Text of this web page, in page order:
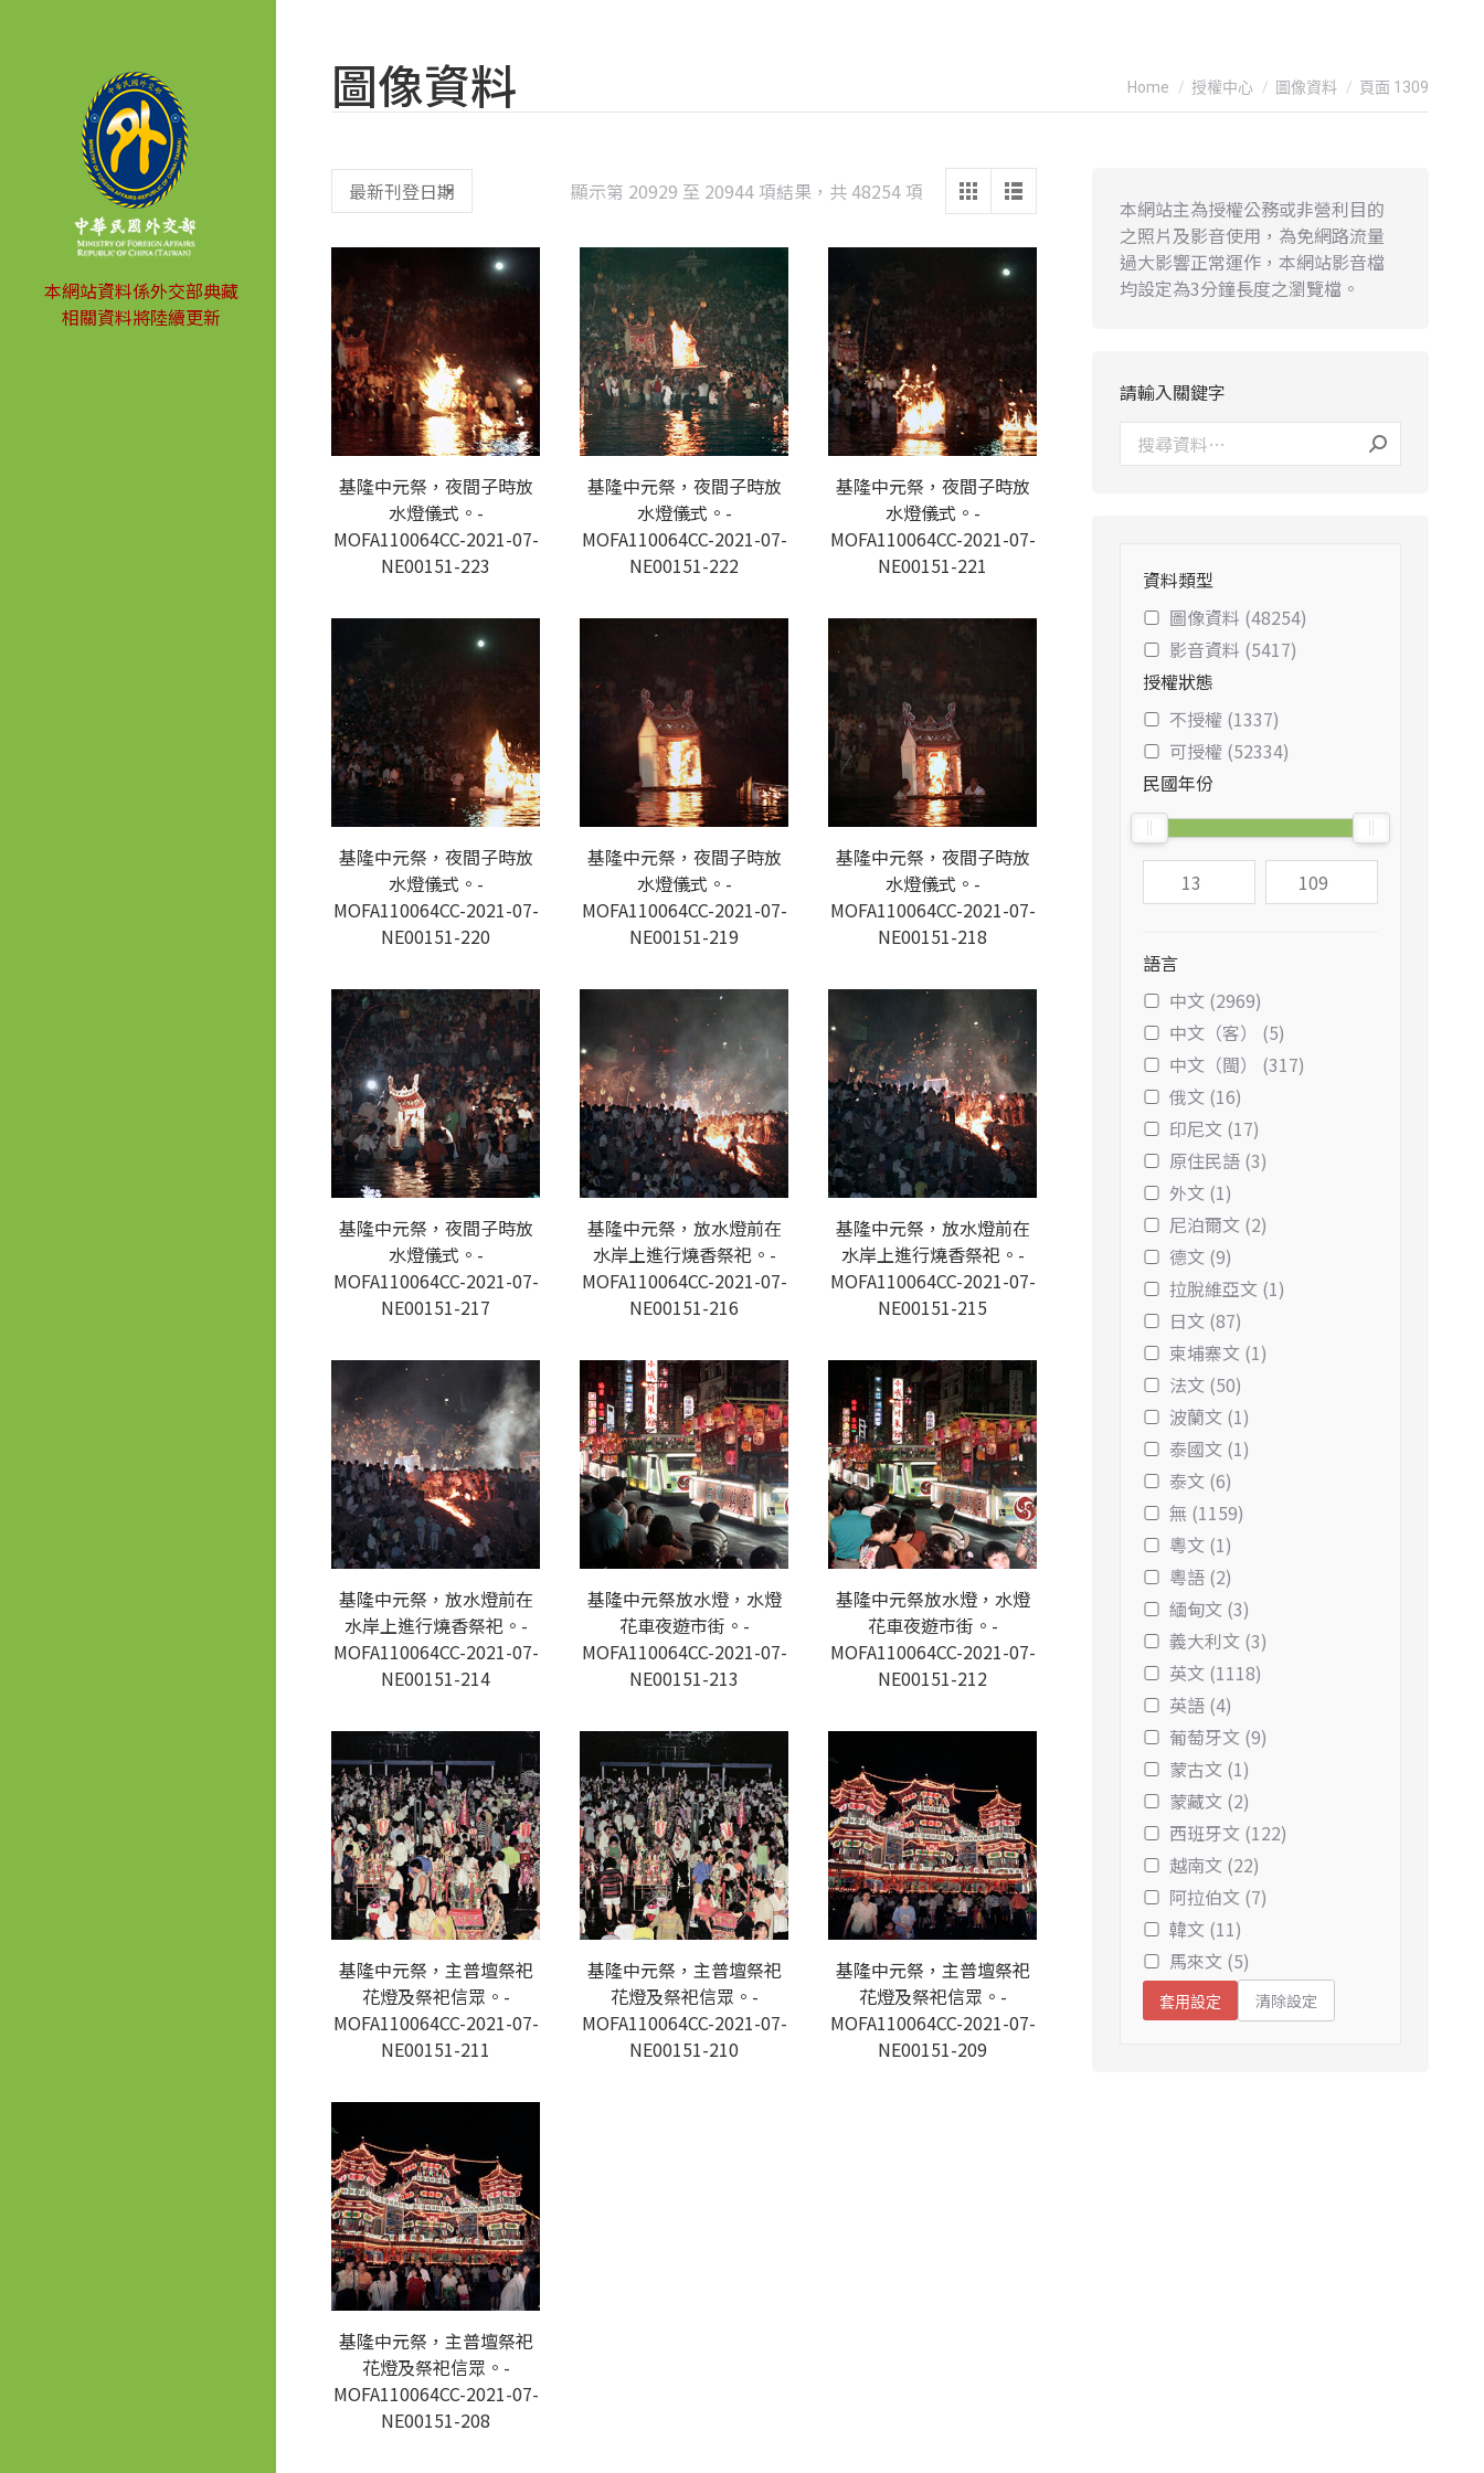
本網站資料係外交部典藏
相關資料將陸續更新
圖像資料 You are here:
Home 授權中心 圖像資料 頁面 1309
顯示第 20929 至 20944 項結果，共 48254 項 Sorted
latest
基隆中元祭，夜間子時放
水燈儀式。-
MOFA110064CC-2021-07-
NE00151-223
基隆中元祭，夜間子時放
水燈儀式。-
MOFA110064CC-2021-07-
NE00151-222
基隆中元祭，夜間子時放
水燈儀式。-
MOFA110064CC-2021-07-
NE00151-221
基隆中元祭，夜間子時放
水燈儀式。-
MOFA110064CC-2021-07-
NE00151-220
基隆中元祭，夜間子時放
水燈儀式。-
MOFA110064CC-2021-07-
NE00151-219
基隆中元祭，夜間子時放
水燈儀式。-
MOFA110064CC-2021-07-
NE00151-218
基隆中元祭，夜間子時放
水燈儀式。-
MOFA110064CC-2021-07-
NE00151-217
基隆中元祭，放水燈前在
水岸上進行燒香祭祀。-
MOFA110064CC-2021-07-
NE00151-216
基隆中元祭，放水燈前在
水岸上進行燒香祭祀。-
MOFA110064CC-2021-07-
NE00151-215
基隆中元祭，放水燈前在
水岸上進行燒香祭祀。-
MOFA110064CC-2021-07-
NE00151-214
基隆中元祭放水燈，水燈
花車夜遊市街。-
MOFA110064CC-2021-07-
NE00151-213
基隆中元祭放水燈，水燈
花車夜遊市街。-
MOFA110064CC-2021-07-
NE00151-212
基隆中元祭，主普壇祭祀
花燈及祭祀信眾。-
MOFA110064CC-2021-07-
NE00151-211
基隆中元祭，主普壇祭祀
花燈及祭祀信眾。-
MOFA110064CC-2021-07-
NE00151-210
基隆中元祭，主普壇祭祀
花燈及祭祀信眾。-
MOFA110064CC-2021-07-
NE00151-209
基隆中元祭，主普壇祭祀
花燈及祭祀信眾。-
MOFA110064CC-2021-07-
NE00151-208
本網站主為授權公務或非營利目的
之照片及影音使用，為免網路流量
過大影響正常運作，本網站影音檔
均設定為3分鐘長度之瀏覽檔。
請輸入關鍵字
資料類型
圖像資料 (48254)
影音資料 (5417)
授權狀態
不授權 (1337)
可授權 (52334)
民國年份
語言
中文 (2969)
中文（客） (5)
中文（閩） (317)
俄文 (16)
印尼文 (17)
原住民語 (3)
外文 (1)
尼泊爾文 (2)
德文 (9)
拉脫維亞文 (1)
日文 (87)
柬埔寨文 (1)
法文 (50)
波蘭文 (1)
泰國文 (1)
泰文 (6)
無 (1159)
粵文 (1)
粵語 (2)
緬甸文 (3)
義大利文 (3)
英文 (1118)
英語 (4)
葡萄牙文 (9)
蒙古文 (1)
蒙藏文 (2)
西班牙文 (122)
越南文 (22)
阿拉伯文 (7)
韓文 (11)
馬來文 (5)
套用設定 清除設定